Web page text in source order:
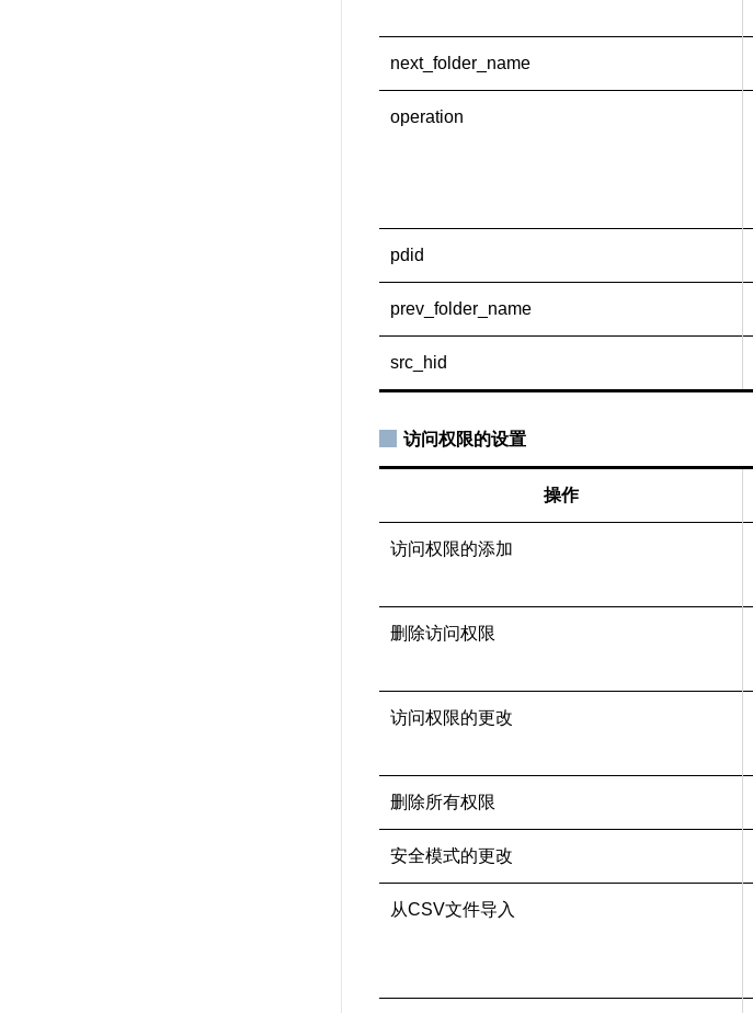
next_folder_name
operation
pdid
prev_folder_name
src_hid
访问权限的设置
操作
访问权限的添加
删除访问权限
访问权限的更改
删除所有权限
安全模式的更改
从CSV文件导入